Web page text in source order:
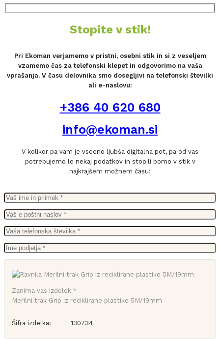
Stopite v stik!
Pri Ekoman verjamemo v pristni, osebni stik in si z veseljem
vzamemo čas za telefonski klepet in odgovorimo na vaša
vprašanja. V času delovnika smo dosegljivi na telefonski številki
ali e-naslovu:
+386 40 620 680
info@ekoman.si
V kolikor pa vam je vseeno ljubša digitalna pot, pa od vas
potrebujemo le nekaj podatkov in stopili bomo v stik v
najkrajšem možnem času:
Zanima vas izdelek *
Merilni trak Grip iz reciklirane plastike 5M/19mm
Šifra izdelka: 130734